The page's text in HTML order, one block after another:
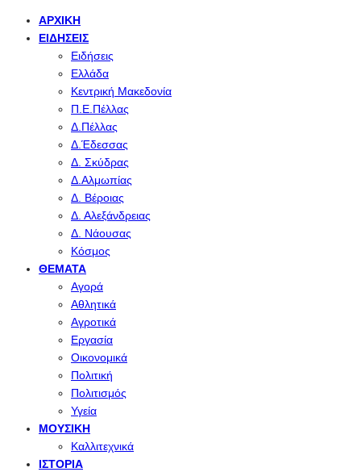
ΑΡΧΙΚΉ
ΕΙΔΉΣΕΙΣ
Ειδήσεις
Ελλάδα
Κεντρική Μακεδονία
Π.Ε.Πέλλας
Δ.Πέλλας
Δ.Έδεσσας
Δ. Σκύδρας
Δ.Αλμωπίας
Δ. Βέροιας
Δ. Αλεξάνδρειας
Δ. Νάουσας
Κόσμος
ΘΈΜΑΤΑ
Αγορά
Αθλητικά
Αγροτικά
Εργασία
Οικονομικά
Πολιτική
Πολιτισμός
Υγεία
ΜΟΥΣΙΚΉ
Καλλιτεχνικά
ΙΣΤΟΡΊΑ